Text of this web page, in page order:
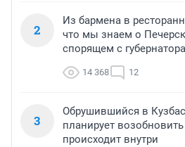
2
Из бармена в
что мы знаем о
спорящем с
14 368 12
3
Обрушившийся в
планирует
происходит внутри